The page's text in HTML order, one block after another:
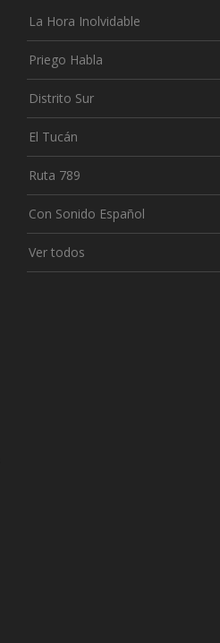
La Hora Inolvidable
Priego Habla
Distrito Sur
El Tucán
Ruta 789
Con Sonido Español
Ver todos